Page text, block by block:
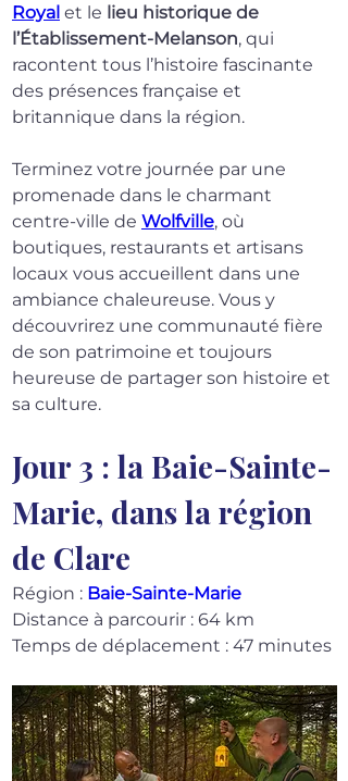
Royal et le lieu historique de
l’Établissement-Melanson, qui
racontent tous l’histoire fascinante
des présences française et
britannique dans la région.
Terminez votre journée par une
promenade dans le charmant
centre-ville de Wolfville, où
boutiques, restaurants et artisans
locaux vous accueillent dans une
ambiance chaleureuse. Vous y
découvrirez une communauté fière
de son patrimoine et toujours
heureuse de partager son histoire et
sa culture.
Jour 3 : la Baie-Sainte-
Marie, dans la région
de Clare
Région : Baie-Sainte-Marie
Distance à parcourir : 64 km
Temps de déplacement : 47 minutes